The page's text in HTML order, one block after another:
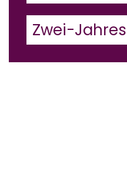
Zwei-